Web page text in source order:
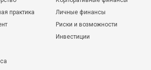
практика
Личные финансы
Риски и возможности
Инвестиции